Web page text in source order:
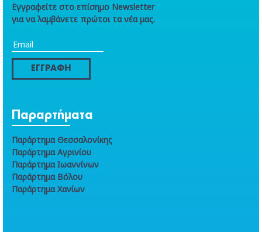
Εγγραφείτε στο επίσημο Newsletter
για να λαμβάνετε πρώτοι τα νέα μας.
ΕΓΓΡΑΦΗ
Παραρτήματα
Παράρτημα Θεσσαλονίκης
Παράρτημα Αγρινίου
Παράρτημα Ιωαννίνων
Παράρτημα Βόλου
Παράρτημα Χανίων